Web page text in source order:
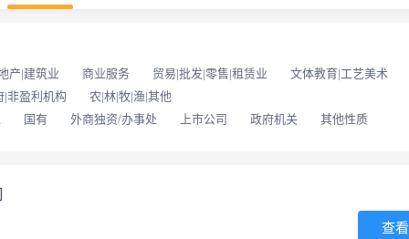
产|建筑业 商业服务 贸易|批发|零售|租赁业 文体教育|工艺美术
|非盈利机构
农|林|牧|渔|其他
国有 外商独资/办事处 上市公司 政府机关 其他性质
查